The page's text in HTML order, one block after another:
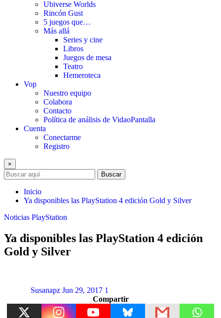
Ubiverse Worlds
Rincón Gust
5 juegos que…
Más allá
Series y cine
Libros
Juegos de mesa
Teatro
Hemeroteca
Vop
Nuestro equipo
Colabora
Contacto
Política de análisis de VidaoPantalla
Cuenta
Conectarme
Registro
×
Buscar
Inicio
Ya disponibles las PlayStation 4 edición Gold y Silver
Noticias PlayStation
Ya disponibles las PlayStation 4 edición
Gold y Silver
Susanapz Jun 29, 2017 1
Compartir